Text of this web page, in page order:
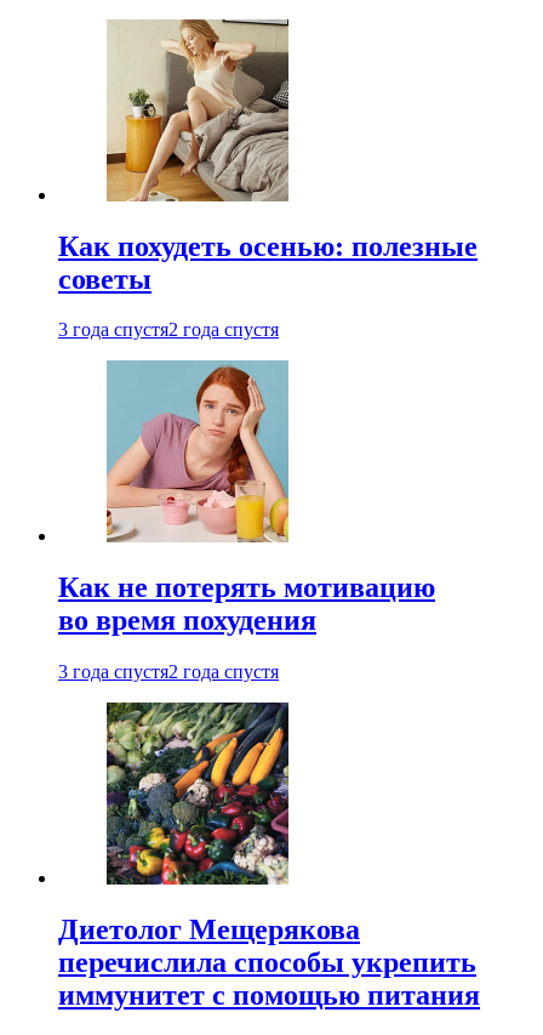
Как похудеть осенью: полезные
советы
3 года спустя2 года спустя
Как не потерять мотивацию
во время похудения
3 года спустя2 года спустя
Диетолог Мещерякова
перечислила способы укрепить
иммунитет с помощью питания